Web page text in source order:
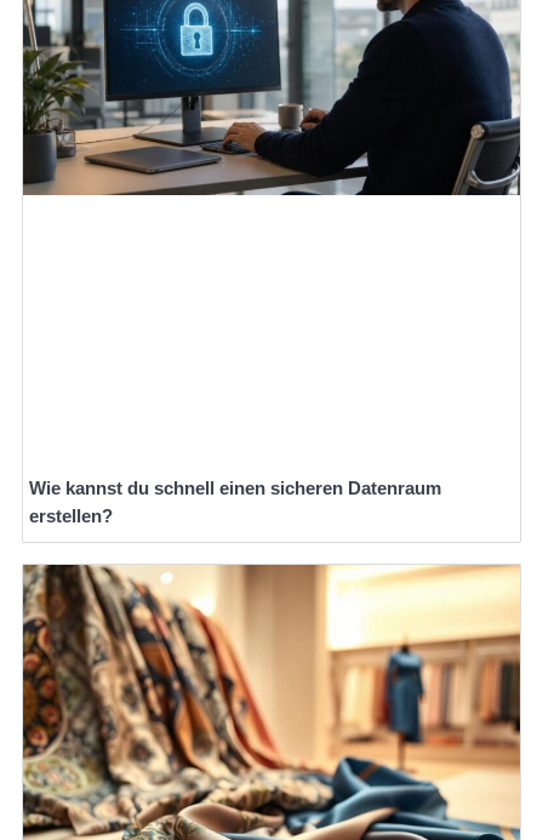
Wie kannst du schnell einen sicheren Datenraum
erstellen?